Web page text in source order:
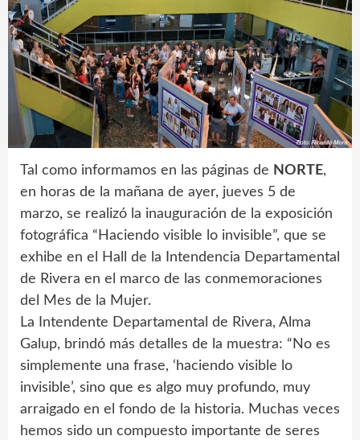
Tal como informamos en las páginas de NORTE,
en horas de la mañana de ayer, jueves 5 de
marzo, se realizó la inauguración de la exposición
fotográfica “Haciendo visible lo invisible”, que se
exhibe en el Hall de la Intendencia Departamental
de Rivera en el marco de las conmemoraciones
del Mes de la Mujer.
La Intendente Departamental de Rivera, Alma
Galup, brindó más detalles de la muestra: “No es
simplemente una frase, ‘haciendo visible lo
invisible’, sino que es algo muy profundo, muy
arraigado en el fondo de la historia. Muchas veces
hemos sido un compuesto importante de seres